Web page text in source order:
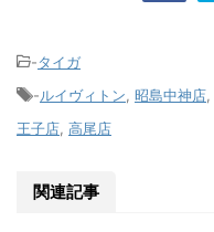
-タイガ
-ルイヴィトン, 昭島中神店,
王子店, 高尾店
関連記事